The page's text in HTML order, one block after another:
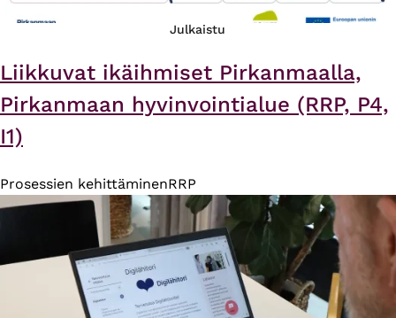
Julkaistu
Liikkuvat ikäihmiset Pirkanmaalla,
Pirkanmaan hyvinvointialue (RRP, P4,
I1)
Prosessien kehittäminenRRP